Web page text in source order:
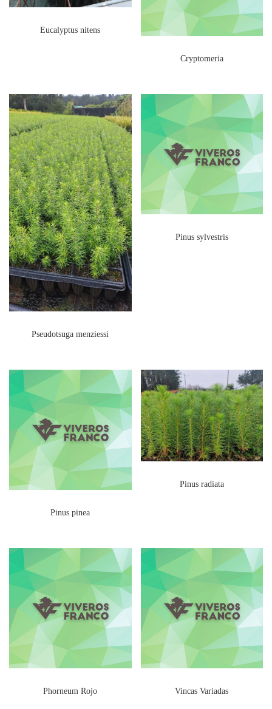
Eucalyptus nitens
Cryptomeria
Pseudotsuga menziessi
Pinus sylvestris
Pinus pinea
Pinus radiata
Phorneum Rojo Vincas Variadas